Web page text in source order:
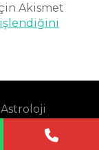
Akismet